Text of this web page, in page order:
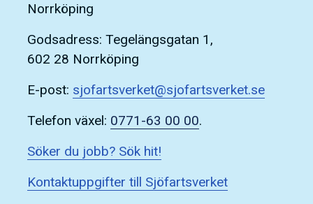
Norrköping
Godsadress: Tegelängsgatan 1,
602 28 Norrköping
E-post: sjofartsverket@sjofartsverket.se
Telefon växel: 0771-63 00 00.
Söker du jobb? Sök hit!
Kontaktuppgifter till Sjöfartsverket